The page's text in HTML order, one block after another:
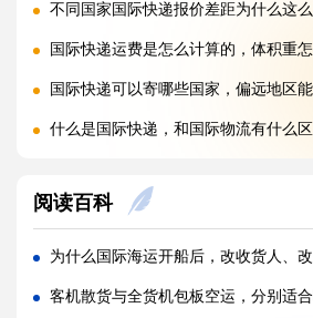
不同国家国际快递报价差距为什么这么大?(
国际快递运费是怎么计算的，体积重怎么核算?(
国际快递可以寄哪些国家，偏远地区能派送吗（
什么是国际快递，和国际物流有什么区别（
实木包装走国际空运，一定要做熏蒸吗?(国
空运货物被扣，最快多久可以完成清关放行?(
国际空运税费由谁承担，到门和到港费用差别在哪
阅读百科
为什么国际海运开船后，改收货人、改通知方这
客机散货与全货机包板空运，分别适合哪类跨境货物